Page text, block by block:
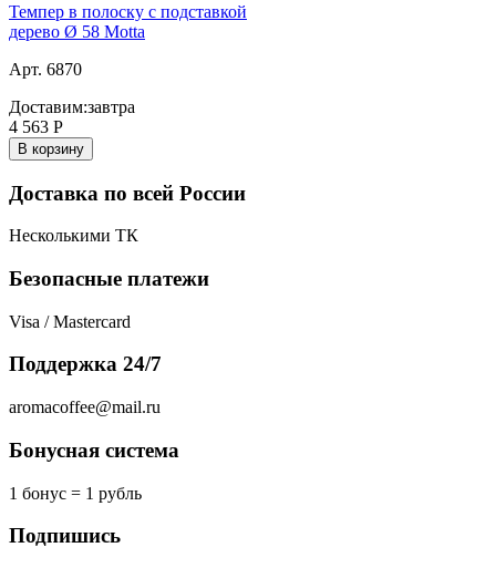
Темпер в полоску с подставкой
дерево Ø 58 Motta
Арт. 6870
Доставим:завтра
4 563 Р
В корзину
Доставка по всей России
Несколькими ТК
Безопасные платежи
Visa / Mastercard
Поддержка 24/7
aromacoffee@mail.ru
Бонусная система
1 бонус = 1 рубль
Подпишись